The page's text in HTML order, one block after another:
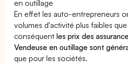
en outillage
En effet les auto-entrepreneurs
volumes d'activité plus faibles
conséquentles prix des
Vendeuse en outillage sont
que pour les sociétés.